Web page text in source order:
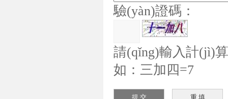
驗(yàn)證碼：
請(qǐng)輸入計(jì)
如：三加四=7